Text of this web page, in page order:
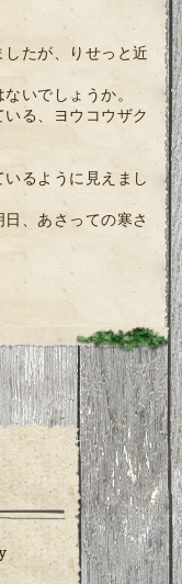
たが、りせっと近
いでしょうか。
る、ヨウコウザク
るように見えまし
、あさっての寒さ